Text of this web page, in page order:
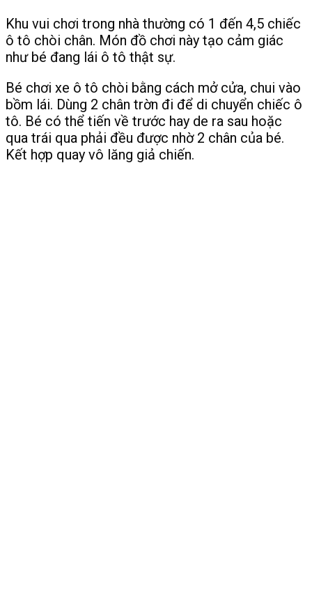
Khu vui chơi trong nhà thường có 1 đến 4,5 chiếc
ô tô chòi chân. Món đồ chơi này tạo cảm giác
như bé đang lái ô tô thật sự.
Bé chơi xe ô tô chòi bằng cách mở cửa, chui vào
bồm lái. Dùng 2 chân trờn đi để di chuyển chiếc ô
tô. Bé có thể tiến về trước hay de ra sau hoặc
qua trái qua phải đều được nhờ 2 chân của bé.
Kết hợp quay vô lăng giả chiến.